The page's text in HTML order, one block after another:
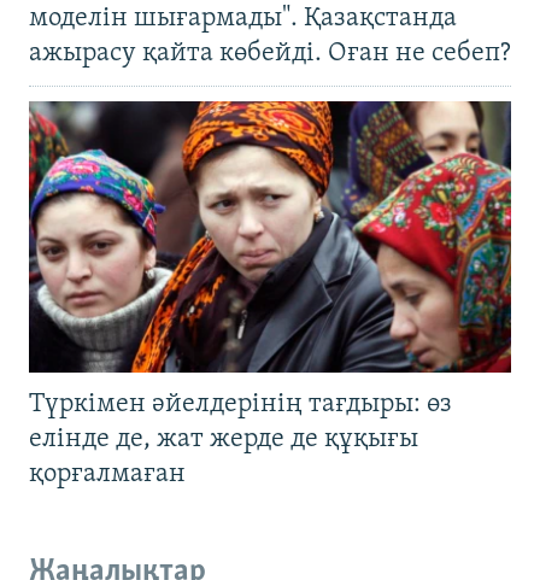
моделін шығармады". Қазақстанда
ажырасу қайта көбейді. Оған не себеп?
Түркімен әйелдерінің тағдыры: өз
елінде де, жат жерде де құқығы
қорғалмаған
Жаңалықтар